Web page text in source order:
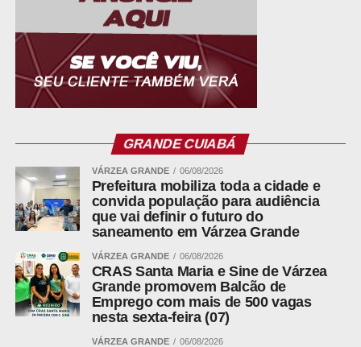
Prefeitura de Diamantino MT
WhatsApp
Facebook
LinkedIn
Share
GRANDE CUIABÁ
VÁRZEA GRANDE 06/08/2026
Prefeitura mobiliza toda a cidade e
convida população para audiência
que vai definir o futuro do
saneamento em Várzea Grande
VÁRZEA GRANDE 06/08/2026
CRAS Santa Maria e Sine de Várzea
Grande promovem Balcão de
Emprego com mais de 500 vagas
nesta sexta-feira (07)
VÁRZEA GRANDE 06/08/2026